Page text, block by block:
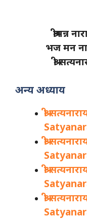
श्रीमन्न
भज मन
श्री
अन्य अध्याय
श्री
श्री
श्री
श्री